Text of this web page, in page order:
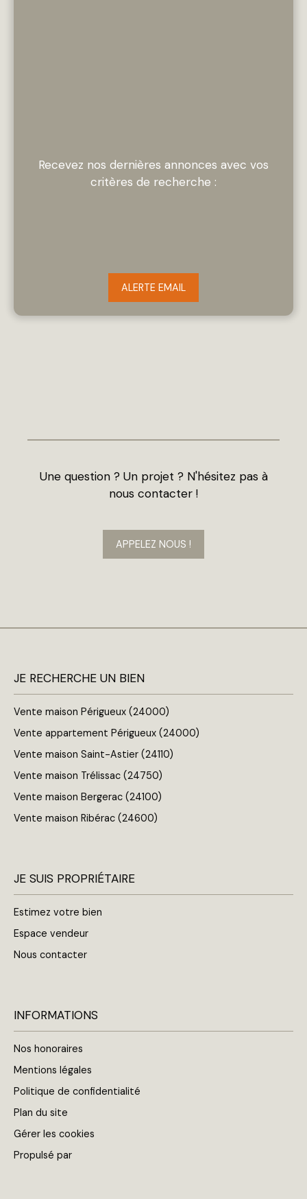
Recevez nos dernières annonces avec vos
critères de recherche :
ALERTE EMAIL
Une question ? Un projet ? N'hésitez pas à
nous contacter !
APPELEZ NOUS !
JE RECHERCHE UN BIEN
Vente maison Périgueux (24000)
Vente appartement Périgueux (24000)
Vente maison Saint-Astier (24110)
Vente maison Trélissac (24750)
Vente maison Bergerac (24100)
Vente maison Ribérac (24600)
JE SUIS PROPRIÉTAIRE
Estimez votre bien
Espace vendeur
Nous contacter
INFORMATIONS
Nos honoraires
Mentions légales
Politique de confidentialité
Plan du site
Gérer les cookies
Propulsé par